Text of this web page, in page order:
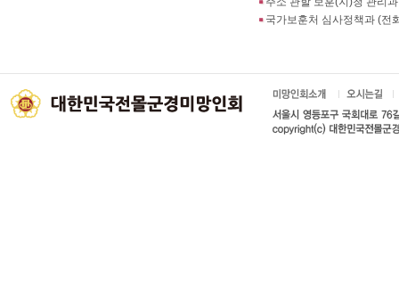
국가보훈처 심사정책과 (전